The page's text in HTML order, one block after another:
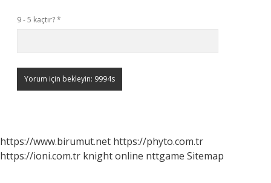
9 - 5 kaçtır?*
https://www.birumut.net https://phyto.com.tr
https://ioni.com.tr knight online nttgame Sitemap